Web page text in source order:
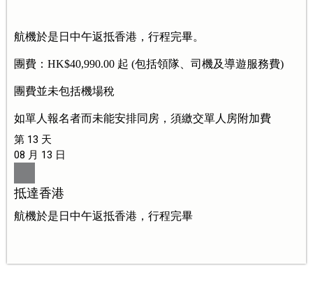
航機於是日中午返抵香港，行程完畢。
團費：HK$40,990.00 起 (包括領隊、司機及導遊服務費)
團費並未包括機場稅
如單人報名者而未能安排同房，須繳交單人房附加費
第 13 天
08 月 13 日
抵達香港
航機於是日中午返抵香港，行程完畢